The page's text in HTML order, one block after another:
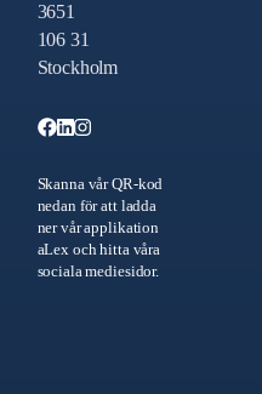
3651
106 31
Stockholm
Skanna vår QR-kod
nedan för att ladda
ner vår applikation
aLex och hitta våra
sociala mediesidor.